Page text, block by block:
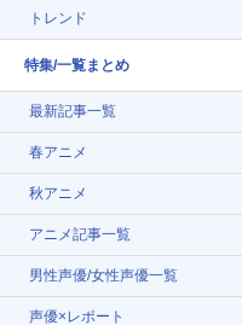
トレンド
特集/一覧まとめ
最新記事一覧
春アニメ
秋アニメ
アニメ記事一覧
男性声優/女性声優一覧
声優×レポート